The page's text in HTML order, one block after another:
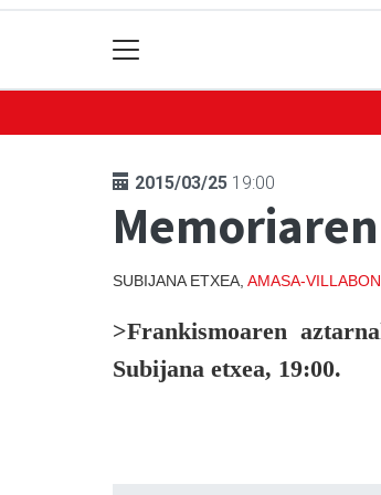
2015/03/25 19:00
SUBIJANA ETXEA, AMASA-
>Frankismoaren
Subijana etxea, 19:00.